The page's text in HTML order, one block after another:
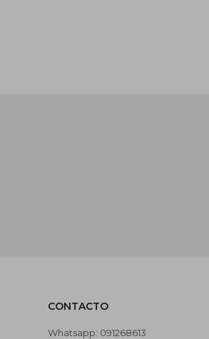
CONTACTO
Whatsapp: 091268613